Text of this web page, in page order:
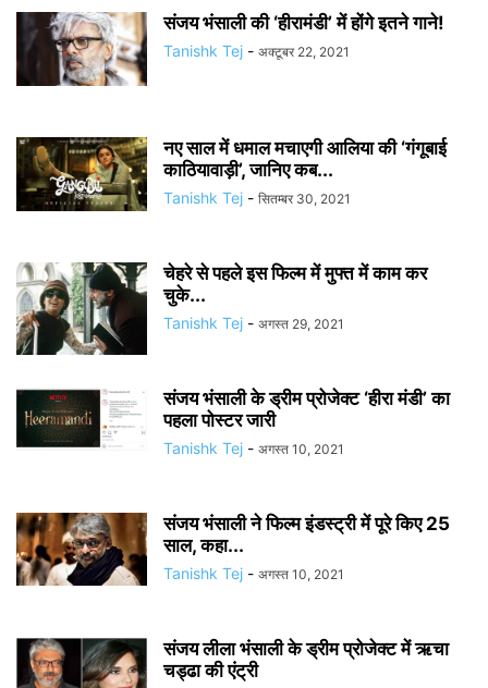
संजय भंसाली की ‘हीरामंडी’ में होंगे इतने गाने!
Tanishk Tej - अक्टूबर 22, 2021
नए साल में धमाल मचाएगी आलिया की ‘गंगूबाई
काठियावाड़ी’, जानिए कब...
Tanishk Tej - सितम्बर 30, 2021
चेहरे से पहले इस फिल्म में मुफ्त में काम कर
चुके...
Tanishk Tej - अगस्त 29, 2021
संजय भंसाली के ड्रीम प्रोजेक्ट ‘हीरा मंडी’ का
पहला पोस्टर जारी
Tanishk Tej - अगस्त 10, 2021
संजय भंसाली ने फिल्म इंडस्ट्री में पूरे किए 25
साल, कहा...
Tanishk Tej - अगस्त 10, 2021
संजय लीला भंसाली के ड्रीम प्रोजेक्ट में ऋचा
चड्ढा की एंट्री